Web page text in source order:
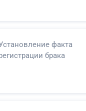
факта
брака